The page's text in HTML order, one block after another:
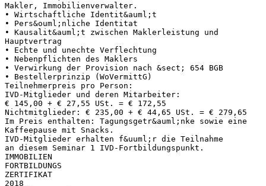
Makler, Immobilienverwalter.
• Wirtschaftliche Identit&auml;t
• Pers&ouml;nliche Identitat
• Kausalit&auml;t zwischen Maklerleistung und
Hauptvertrag
• Echte und unechte Verflechtung
• Nebenpflichten des Maklers
• Verwirkung der Provision nach &sect; 654 BGB
• Bestellerprinzip (WoVermittG)
Teilnehmerpreis pro Person:
IVD-Mitglieder und deren Mitarbeiter:
€ 145,00 + € 27,55 USt. = € 172,55
Nichtmitglieder: € 235,00 + € 44,65 USt. = € 279,65
Im Preis enthalten: Tagungsgetr&auml;nke sowie eine
Kaffeepause mit Snacks.
IVD-Mitglieder erhalten f&uuml;r die Teilnahme
an diesem Seminar 1 IVD-Fortbildungspunkt.
IMMOBILIEN
FORTBILDUNGS
ZERTIFIKAT
2018